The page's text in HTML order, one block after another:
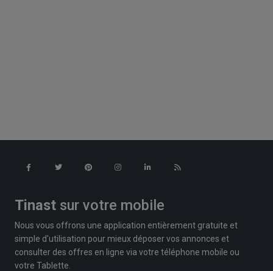
Tinast sur votre mobile
Nous vous offrons une application entièrement gratuite et
simple d'utilisation pour mieux déposer vos annonces et
consulter des offres en ligne via votre téléphone mobile ou
votre Tablette.